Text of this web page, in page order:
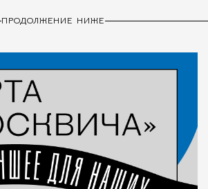
ПРОДОЛЖЕНИЕ НИЖЕ